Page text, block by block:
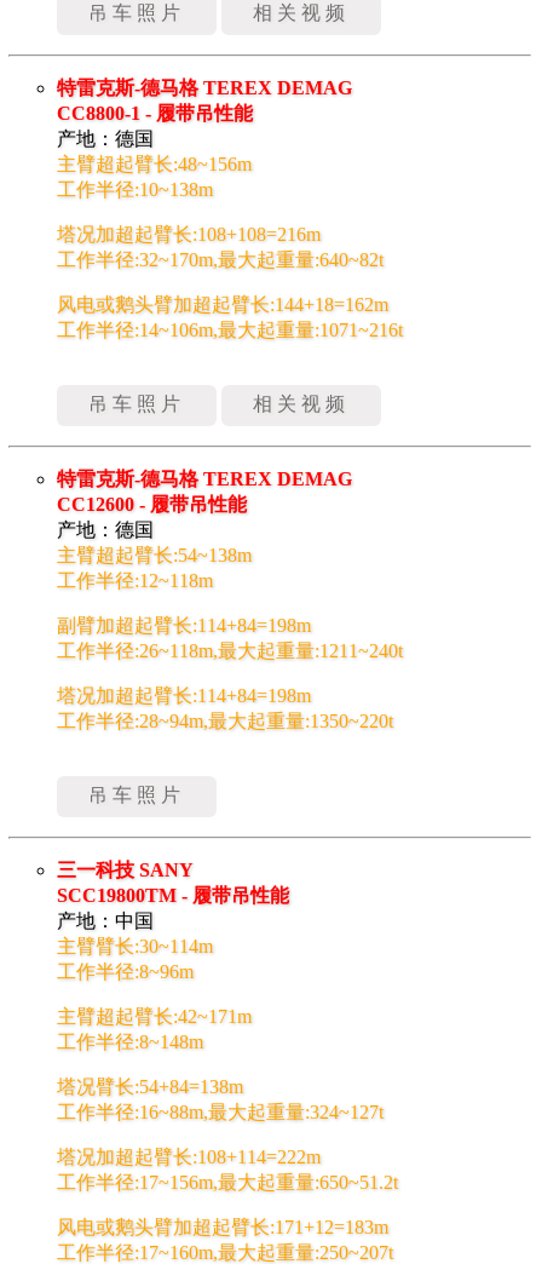
吊车照片 相关视频
特雷克斯-德马格 TEREX DEMAG
CC8800-1 - 履带吊性能
产地：德国
主臂超起臂长:48~156m
工作半径:10~138m
塔况加超起臂长:108+108=216m
工作半径:32~170m,最大起重量:640~82t
风电或鹅头臂加超起臂长:144+18=162m
工作半径:14~106m,最大起重量:1071~216t
吊车照片 相关视频
特雷克斯-德马格 TEREX DEMAG
CC12600 - 履带吊性能
产地：德国
主臂超起臂长:54~138m
工作半径:12~118m
副臂加超起臂长:114+84=198m
工作半径:26~118m,最大起重量:1211~240t
塔况加超起臂长:114+84=198m
工作半径:28~94m,最大起重量:1350~220t
吊车照片
三一科技 SANY
SCC19800TM - 履带吊性能
产地：中国
主臂臂长:30~114m
工作半径:8~96m
主臂超起臂长:42~171m
工作半径:8~148m
塔况臂长:54+84=138m
工作半径:16~88m,最大起重量:324~127t
塔况加超起臂长:108+114=222m
工作半径:17~156m,最大起重量:650~51.2t
风电或鹅头臂加超起臂长:171+12=183m
工作半径:17~160m,最大起重量:250~207t